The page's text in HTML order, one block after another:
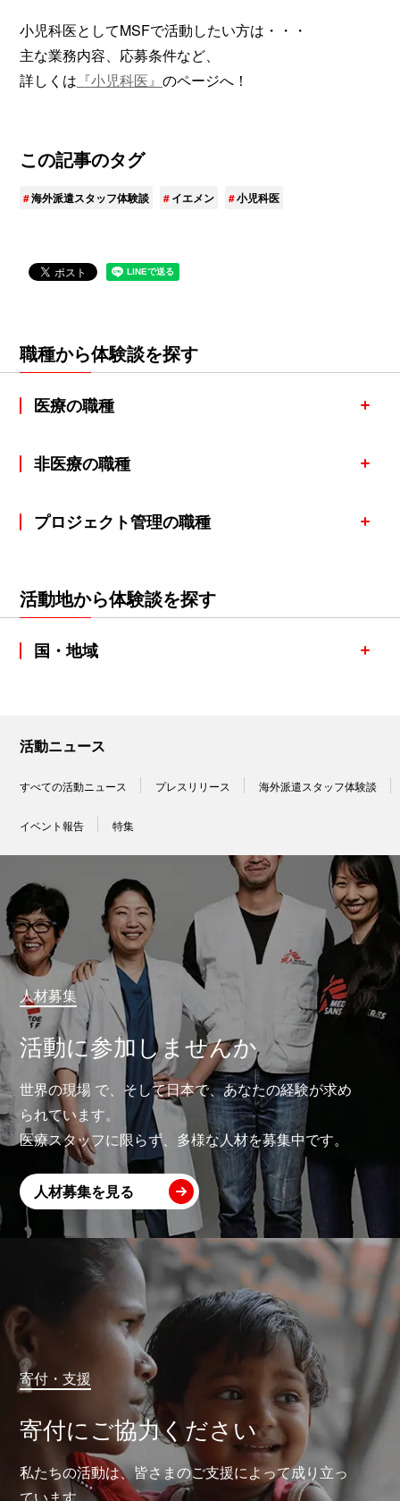
小児科医としてMSFで活動したい方は・・・
主な業務内容、応募条件など、
詳しくは 『小児科医』 のページへ！
この記事のタグ
海外派遣スタッフ体験談 イエメン 小児科医
職種から体験談を探す
医療の職種
非医療の職種
プロジェクト管理の職種
活動地から体験談を探す
国・地域
活動ニュース
すべての活動ニュース プレスリリース 海外派遣スタッフ体験談
イベント報告 特集
人材募集
活動に参加しませんか
世界の現場 で、そして日本で、あなたの経験が求め
られています。
医療スタッフに限らず、多様な人材を募集中です。
人材募集を見る
寄付・支援
寄付にご協力ください
私たちの活動は、皆さまのご支援によって成り立っ
ています。